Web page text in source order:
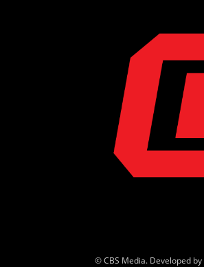
© CBS Media. Developed by